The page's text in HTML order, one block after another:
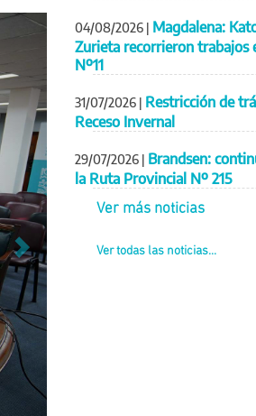
04/08/2026 | Magdalena:
Zurieta recorrieron trabajos
Nº11
31/07/2026 | Restricción de
Receso Invernal
29/07/2026 | Brandsen:
la Ruta Provincial Nº 215
Ver más noticias
Ver todas las noticias...